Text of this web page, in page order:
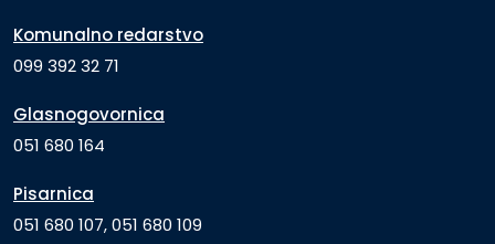
Komunalno redarstvo
099 392 32 71
Glasnogovornica
051 680 164
Pisarnica
051 680 107, 051 680 109